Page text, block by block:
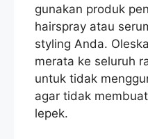
gunakan produk
hairspray atau
styling Anda.
merata ke seluruh
untuk tidak
agar tidak
lepek.